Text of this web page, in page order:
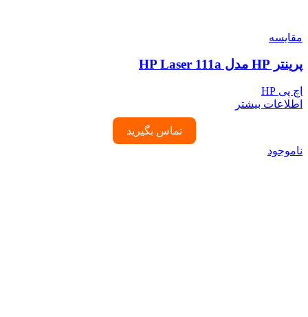
مقایسه
پرینتر HP مدل HP Laser 111a
اچ پی HP
اطلاعات بیشتر
تماس بگیرید
ناموجود